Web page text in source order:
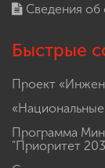
Сведения об
Быстрые
Проект
Программа
"Приоритет